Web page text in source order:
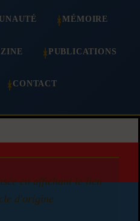
MÉMOIRE
PUBLICATIONS
CONTACT
en affichant le lien
d'origine